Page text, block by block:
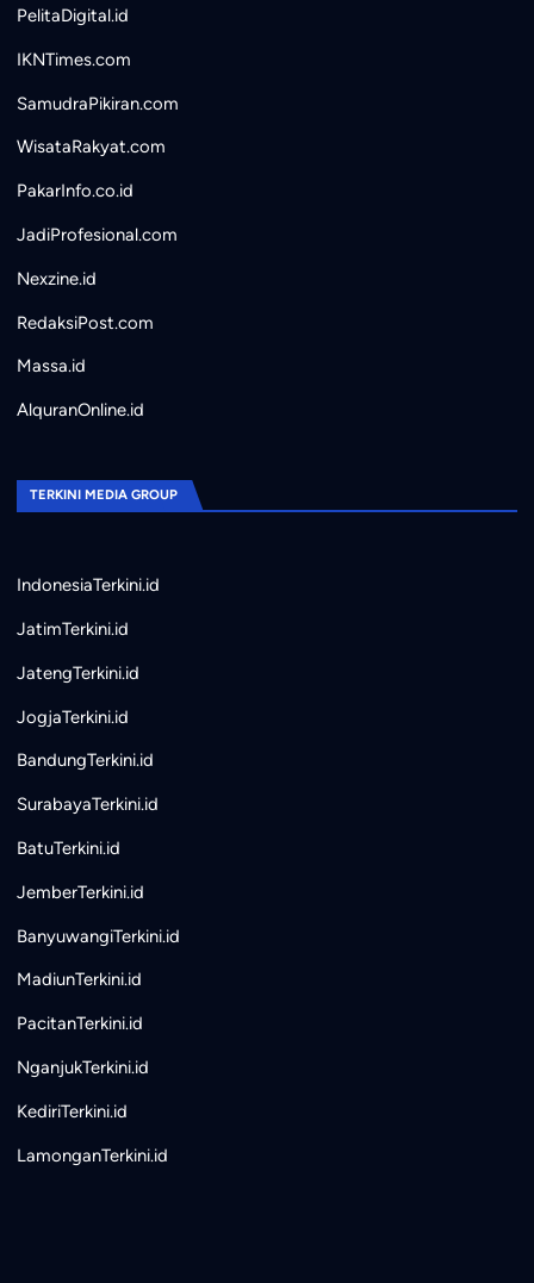
PelitaDigital.id
IKNTimes.com
SamudraPikiran.com
WisataRakyat.com
PakarInfo.co.id
JadiProfesional.com
Nexzine.id
RedaksiPost.com
Massa.id
AlquranOnline.id
TERKINI MEDIA GROUP
IndonesiaTerkini.id
JatimTerkini.id
JatengTerkini.id
JogjaTerkini.id
BandungTerkini.id
SurabayaTerkini.id
BatuTerkini.id
JemberTerkini.id
BanyuwangiTerkini.id
MadiunTerkini.id
PacitanTerkini.id
NganjukTerkini.id
KediriTerkini.id
LamonganTerkini.id